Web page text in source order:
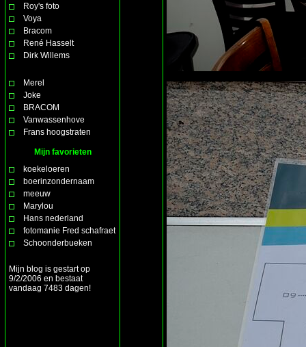
Roy's foto
Voya
Bracom
René Hasselt
Dirk Willems
Merel
Joke
BRACOM
Vanwassenhove
Frans hoogstraten
Mijn favorieten
koekeloeren
boerinzondernaam
meeuw
Marylou
Hans nederland
fotomanie Fred schafraet
Schoonderbueken
Mijn blog is gestart op
9/2/2006 en bestaat
vandaag 7483 dagen!